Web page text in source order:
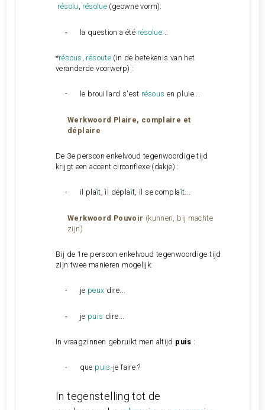
résolu , résolue (geowne vorm):
- la question a été résolue
*résous résoute (in de betekenis van het
veranderde voorwerp) :
- le brouillard s'est résous en pluie...
Werkwoord Plaire, complaire et
déplaire
De 3e persoon enkelvoud tegenwoordige tijd
krijgt een accent circonflexe(dakje) :
- il plaît, il déplaît, il se complaît...
Werkwoord Pouvoir (kunnen, bij machte
zijn)
Bij de 1re persoon enkelvoud tegenwoordige tijd
zijn twee manieren mogelijk:
- je peux dire...
- je puis dire...
In vraagzinnen gebruikt men altijd puis :
- que puis-je faire ?
In tegenstelling tot de